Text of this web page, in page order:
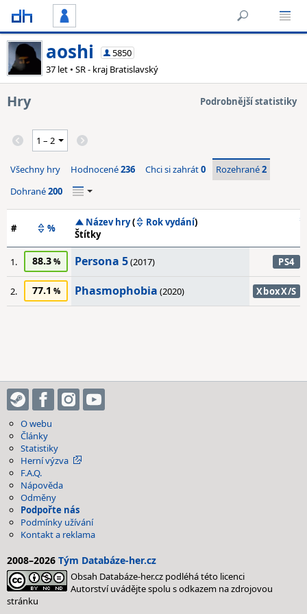
aoshi
5850
37 let • SR - kraj Bratislavský
Hry Podrobnější statistiky
Všechny hry Hodnocené236 Chci si zahrát0 Rozehrané2
Dohrané200
# % Název hry( Rok vydání)
Štítky
1. 88.3 Persona 5(2017) PS4
2. 77.1 Phasmophobia (2020) XboxX/S
O webu
Články
Statistiky
Herní výzva
F.A.Q.
Nápověda
Odměny
Podpořte nás
Podmínky užívání
Kontakt a reklama
2008–2026 Tým Databáze-her.cz
Obsah Databáze-her.cz podléhá této licenci
Autorství uvádějte spolu s odkazem na zdrojovou
stránku